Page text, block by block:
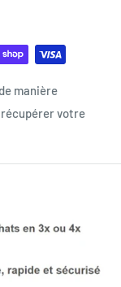
manière
récupérer votre